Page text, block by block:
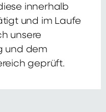
innerhalb
und im Laufe
unsere
und dem
geprüft.